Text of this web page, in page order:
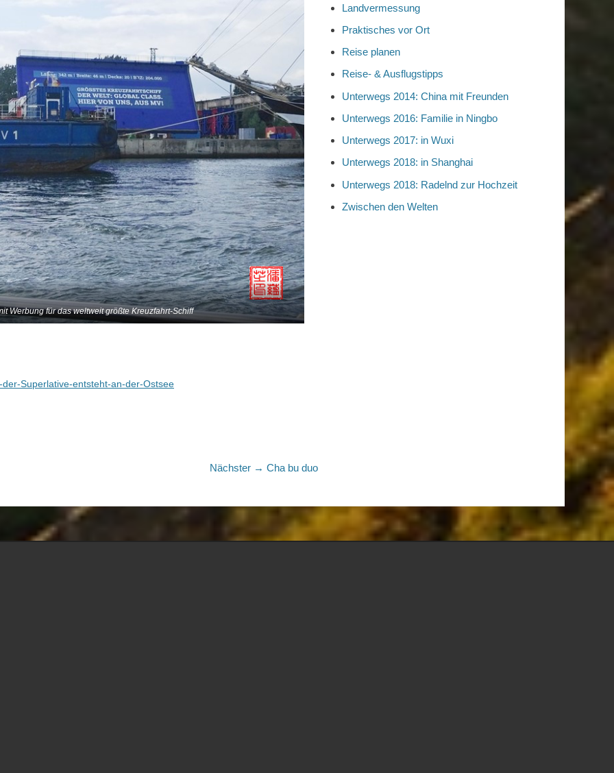
Werbung für das weltweit größte Kreuzfahrt-Schiff
Superlative-entsteht-an-der-Ostsee
Nächster → Nächster
Cha bu duo
Landvermessung
Praktisches vor Ort
Reise planen
Reise- & Ausflugstipps
Unterwegs 2014: China mit Freunden
Unterwegs 2016: Familie in Ningbo
Unterwegs 2017: in Wuxi
Unterwegs 2018: in Shanghai
Unterwegs 2018: Radelnd zur Hochzeit
Zwischen den Welten